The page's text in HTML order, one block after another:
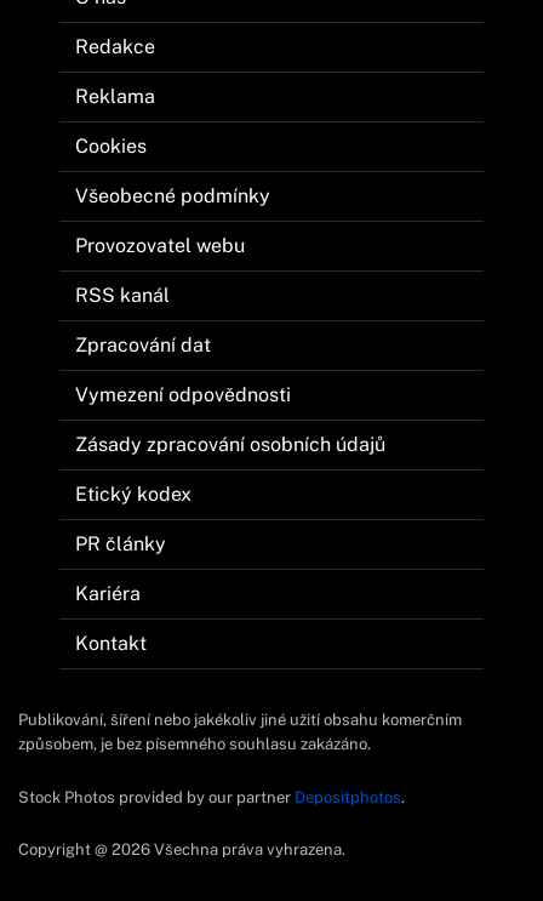
Redakce
Reklama
Cookies
Všeobecné podmínky
Provozovatel webu
RSS kanál
Zpracování dat
Vymezení odpovědnosti
Zásady zpracování osobních údajů
Etický kodex
PR články
Kariéra
Kontakt
Publikování, šíření nebo jakékoliv jiné užití obsahu komerčním
způsobem, je bez písemného souhlasu zakázáno.
Stock Photos provided by our partner Depositphotos.
Copyright @ 2026 Všechna práva vyhrazena.